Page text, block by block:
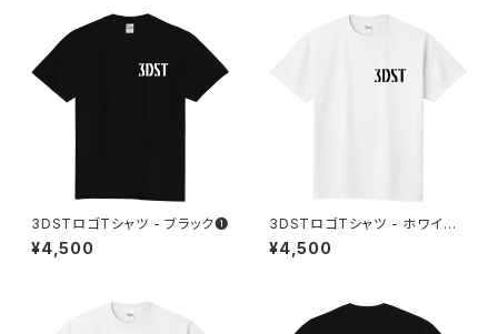
3DSTロゴTシャツ - ブラック❶
¥4,500
3DSTロゴTシャツ - ホワイト
①
¥4,500